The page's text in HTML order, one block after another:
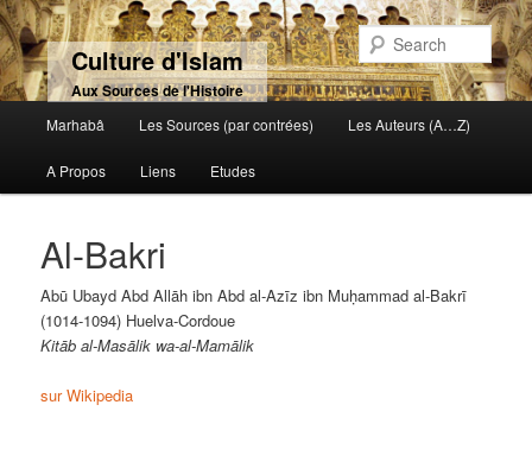
Culture d'Islam
Aux Sources de l'Histoire
Skip to primary content
Skip to secondary content
Marhabâ Les Sources (par contrées) Les Auteurs (A…Z)
A Propos Liens Etudes
Al-Bakri
Abū Ubayd Abd Allāh ibn Abd al-Azīz ibn Muḥammad al-Bakrī
(1014-1094) Huelva-Cordoue
Kitāb al-Masālik wa-al-Mamālik
sur Wikipedia